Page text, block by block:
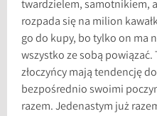
twardzielem, samotnikiem,
rozpada się na milion
go do kupy, bo tylko on ma
wszystko ze sobą powiązać.
złoczyńcy mają tendencję
bezpośrednio swoimi
razem. Jedenastym już